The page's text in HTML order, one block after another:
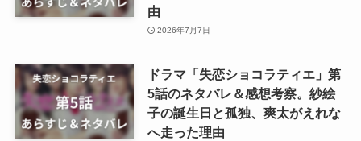
由
2026年7月7日
ドラマ「失恋ショコラティエ」第
5話のネタバレ＆感想考察。紗絵
子の誕生日と孤独、爽太がえれな
へ走った理由